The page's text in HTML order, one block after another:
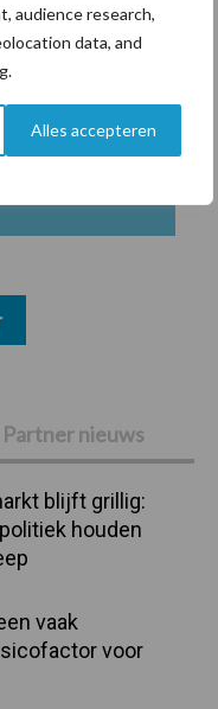
audience research,
data, and
Alles accepteren
Partner nieuws
blijft grillig:
houden
vaak
voor
Fokkerij